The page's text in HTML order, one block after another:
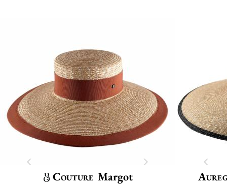
Couture Margot